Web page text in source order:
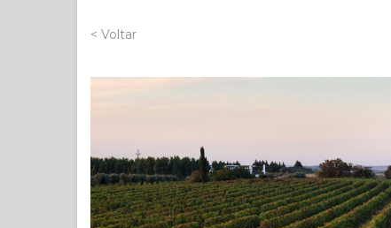
< Voltar